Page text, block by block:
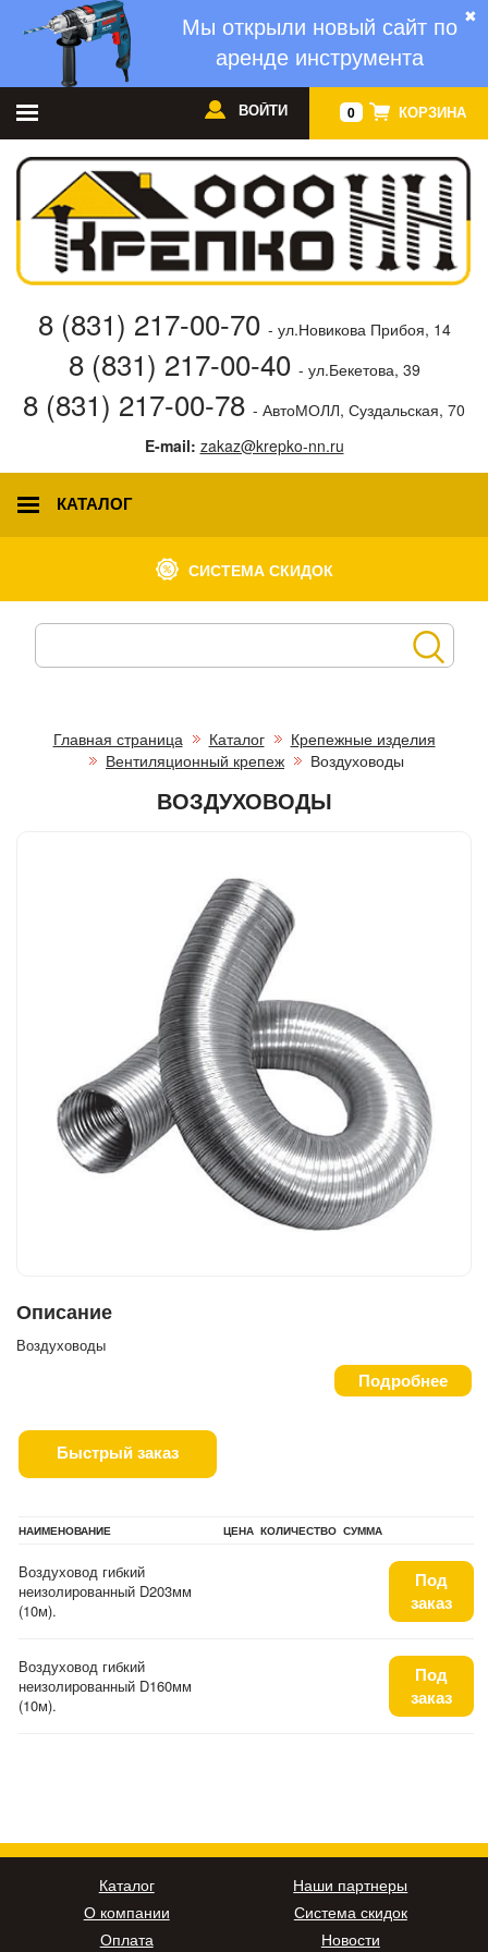
✖
Мы открыли новый сайт по
аренде инструмента
0 КОРЗИНА
ВОЙТИ
8 (831) 217-00-70 - ул.Новикова Прибоя, 14
8 (831) 217-00-40 - ул.Бекетова, 39
8 (831) 217-00-78 - АвтоМОЛЛ, Суздальская, 70
E-mail: zakaz@krepko-nn.ru
КАТАЛОГ
СИСТЕМА СКИДОК
Главная страница Каталог
Крепежные изделия
Вентиляционный крепеж
Воздуховоды
ВОЗДУХОВОДЫ
Описание
Воздуховоды
Подробнее
Быстрый заказ
НАИМЕНОВАНИЕ ЦЕНА КОЛИЧЕСТВО СУММА
Воздуховод гибкий
неизолированный D203мм
(10м).
Под
заказ
Воздуховод гибкий
неизолированный D160мм
(10м).
Под
заказ
Каталог
О компании
Оплата
Наши партнеры
Система скидок
Новости